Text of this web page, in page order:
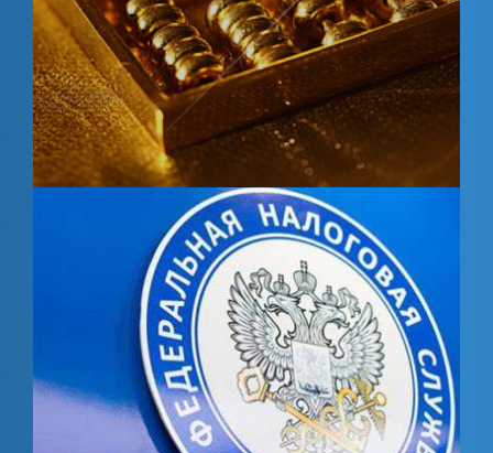
03-28-2025
В России хотят скорректир...
03-27-2025
Применяющие УСН предприни...
03-27-2025
В РФ запустят цифровые пр...
С 1 апреля иностранные во...